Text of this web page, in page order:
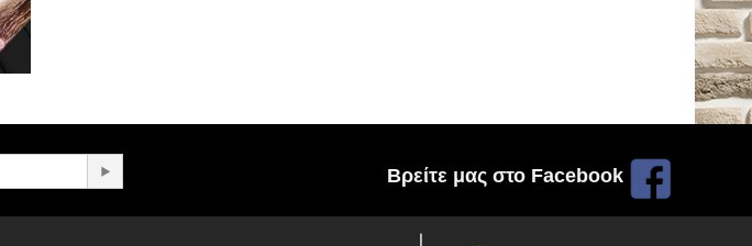
Βρείτε μας στο Facebook